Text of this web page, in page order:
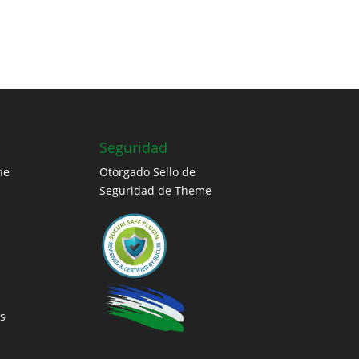
Seguridad
Otorgado Sello de
Seguridad de Theme